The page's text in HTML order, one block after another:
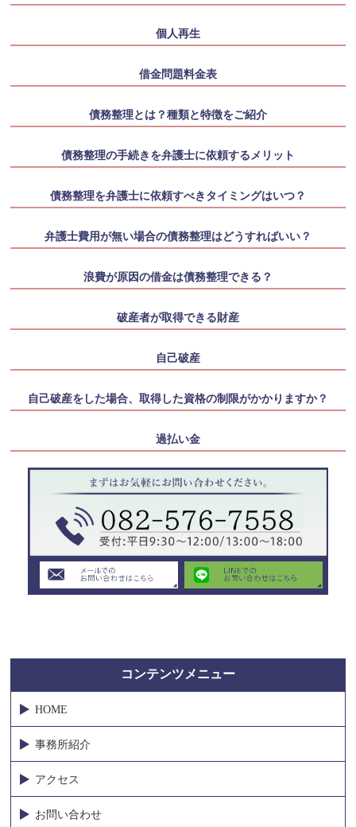
個人再生
借金問題料金表
債務整理とは？種類と特徴をご紹介
債務整理の手続きを弁護士に依頼するメリット
債務整理を弁護士に依頼すべきタイミングはいつ？
弁護士費用が無い場合の債務整理はどうすればいい？
浪費が原因の借金は債務整理できる？
破産者が取得できる財産
自己破産
自己破産をした場合、取得した資格の制限がかかりますか？
過払い金
コンテンツメニュー
HOME
事務所紹介
アクセス
お問い合わせ